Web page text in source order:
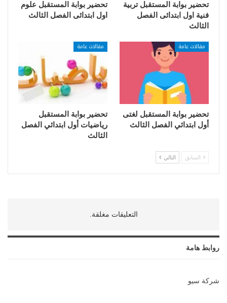
تحضير بوابة المستقبل تربية
فنية اول ابتدائى الفصل
الثالث
تحضير بوابة المستقبل علوم
اول ابتدائى الفصل الثالث
مقالات عامة
تحضير بوابة المستقبل لغتى
أول ابتدائي الفصل الثالث
مقالات عامة
تحضير بوابة المستقبل
رياضيات أول ابتدائي الفصل
الثالث
السابق التالي
التعليقات مغلقة.
روابط هامة
شركة سيو